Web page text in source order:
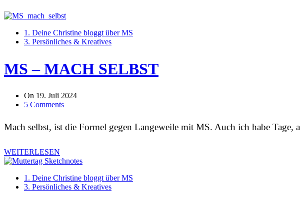
1. Deine Christine bloggt über MS
3. Persönliches & Kreatives
MS – MACH SELBST
On 19. Juli 2024
5 Comments
Mach selbst, ist die Formel gegen Langeweile mit MS. Auch ich habe
WEITERLESEN
1. Deine Christine bloggt über MS
3. Persönliches & Kreatives